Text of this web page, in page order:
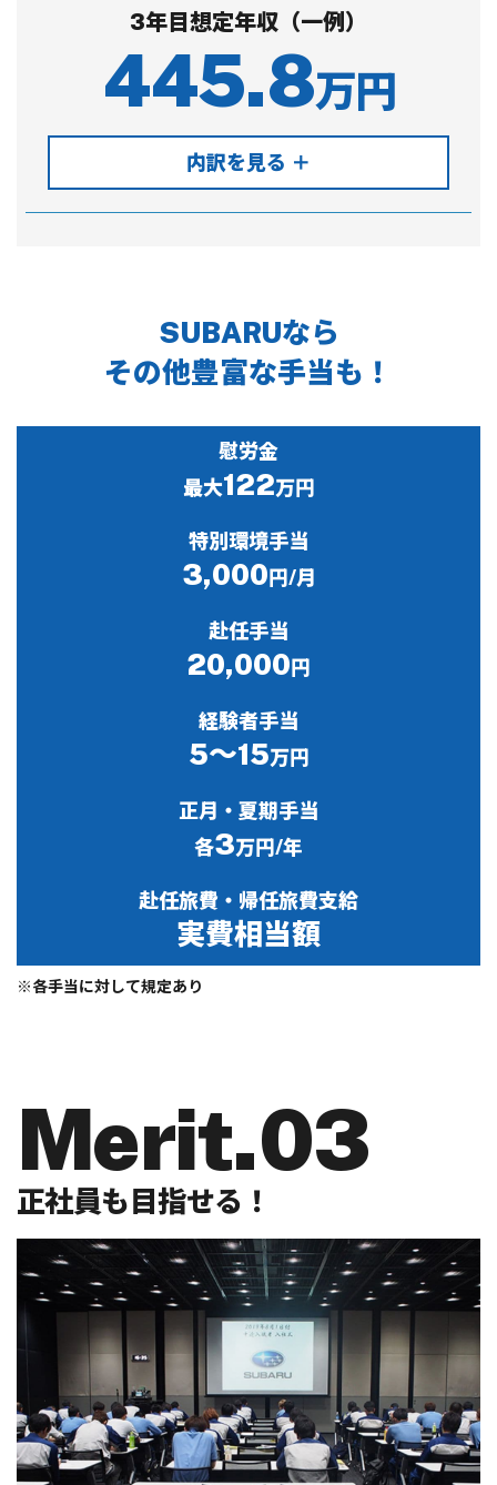
3年目想定年収（一例）
445.8万円
内訳を見る ＋
SUBARUなら
その他豊富な手当も！
慰労金
最大122万円
特別環境手当
3,000 円/月
赴任手当
20,000 円
経験者手当
5～15万円
正月・夏期手当
各3万円/年
赴任旅費・帰任旅費支給
実費相当額
※各手当に対して規定あり
Merit.03
正社員も目指せる！